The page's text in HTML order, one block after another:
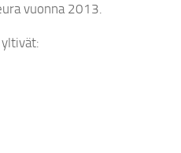
vuonna 2013.